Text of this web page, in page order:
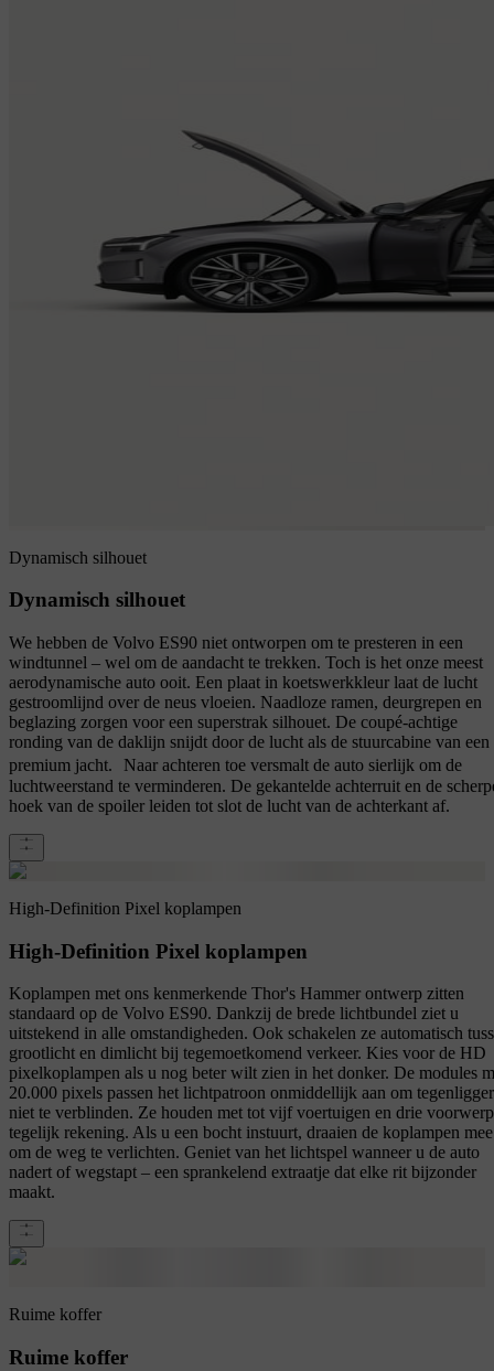
Dynamisch silhouet
Dynamisch silhouet
We hebben de Volvo ES90 niet ontworpen om te presteren in een
windtunnel – wel om de aandacht te trekken. Toch is het onze meest
aerodynamische auto ooit. Een plaat in koetswerkkleur laat de lucht
gestroomlijnd over de neus vloeien. Naadloze ramen, deurgrepen en
beglazing zorgen voor een superstrak silhouet. De coupé-achtige
ronding van de daklijn snijdt door de lucht als de stuurcabine van een
premium jacht. Naar achteren toe versmalt de auto sierlijk om de
luchtweerstand te verminderen. De gekantelde achterruit en de
hoek van de spoiler leiden tot slot de lucht van de achterkant af.
High-Definition Pixel koplampen
High-Definition Pixel koplampen
Koplampen met ons kenmerkende Thor's Hammer ontwerp zitten
standaard op de Volvo ES90. Dankzij de brede lichtbundel ziet u
uitstekend in alle omstandigheden. Ook schakelen ze automatisch
grootlicht en dimlicht bij tegemoetkomend verkeer. Kies voor de HD
pixelkoplampen als u nog beter wilt zien in het donker. De modules
20.000 pixels passen het lichtpatroon onmiddellijk aan om
niet te verblinden. Ze houden met tot vijf voertuigen en drie
tegelijk rekening. Als u een bocht instuurt, draaien de koplampen mee
om de weg te verlichten. Geniet van het lichtspel wanneer u de auto
nadert of wegstapt – een sprankelend extraatje dat elke rit bijzonder
maakt.
Ruime koffer
Ruime koffer